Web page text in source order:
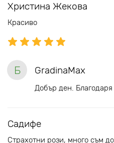
Христина Жекова
Красиво
Б GradinaMax
Добър ден. Благодаря
Садифе
Страхотни рози, много съм